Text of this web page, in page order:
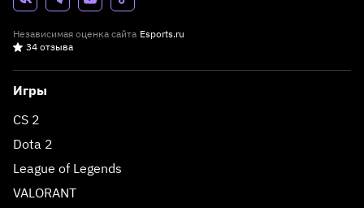
Независимая оценка сайта Esports.ru
34 отзыва
Игры
CS 2
Dota 2
League of Legends
VALORANT